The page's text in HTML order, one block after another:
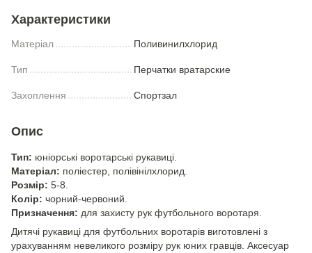
Характеристики
Матеріал Поливинилхлорид
Тип Перчатки вратарские
Захоплення Спортзал
Опис
Тип: юніорські воротарські рукавиці.
Матеріал: поліестер, полівінілхлорид.
Розмір: 5-8.
Колір: чорний-червоний.
Призначення: для захисту рук футбольного воротаря.
Дитячі рукавиці для футбольних воротарів виготовлені з
урахуванням невеликого розміру рук юних гравців. Аксесуар